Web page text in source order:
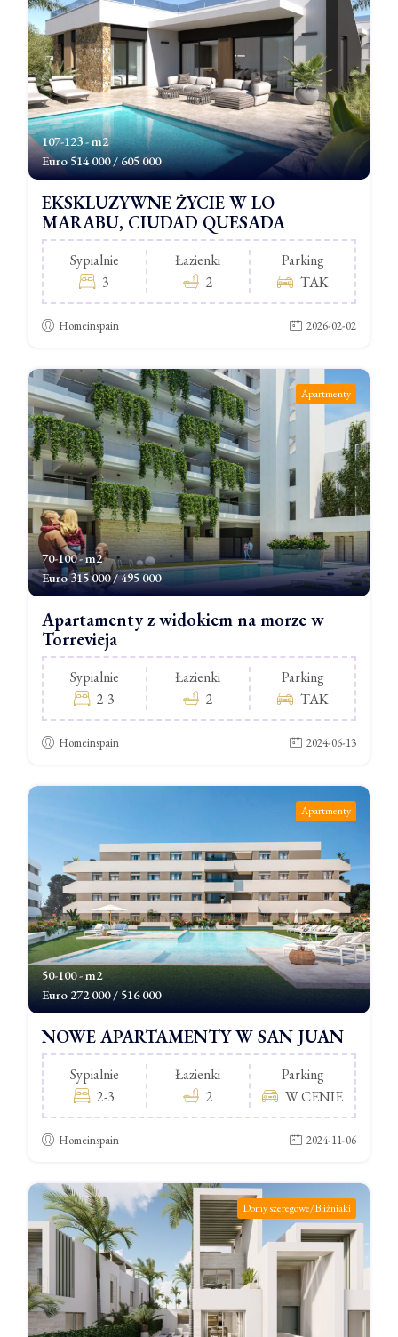
107-123 - m2
Euro514 000 / 605 000
EKSKLUZYWNE ŻYCIE W LO
MARABU, CIUDAD QUESADA
Sypialnie
3
Łazienki
2
Parking
TAK
Homeinspain 2026-02-02
Apartmenty
70-100 - m2
Euro315 000 / 495 000
Apartamenty z widokiem na morze w
Torrevieja
Sypialnie
2-3
Łazienki
2
Parking
TAK
Homeinspain 2024-06-13
Apartmenty
50-100 - m2
Euro 272 000 / 516 000
NOWE APARTAMENTY W SAN JUAN
Sypialnie
2-3
Łazienki
2
Parking
W CENIE
Homeinspain 2024-11-06
Domy szeregowe/Bliźniaki